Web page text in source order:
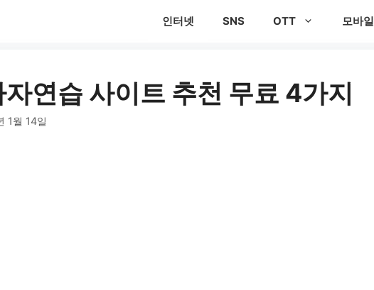
인터넷 SNS OTT 모바일
연습 사이트 추천 무료 4가지
1월 14일